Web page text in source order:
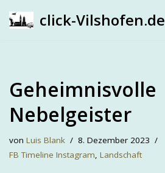
click-Vilshofen.de
Geheimnisvolle
Nebelgeister
von Luis Blank
8. Dezember 2023
FB Timeline Instagram, Landschaft